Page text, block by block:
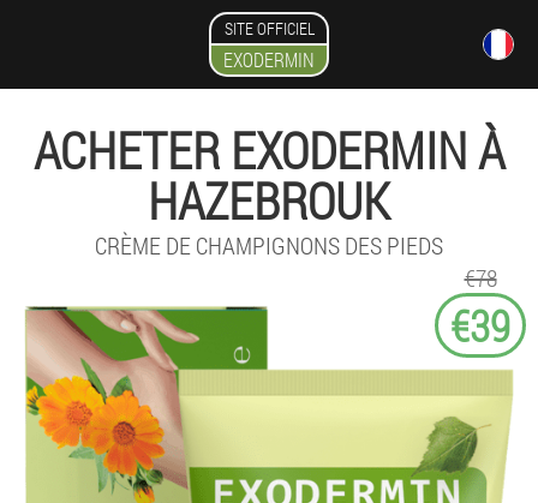
SITE OFFICIEL
EXODERMIN
ACHETER EXODERMIN À
HAZEBROUK
CRÈME DE CHAMPIGNONS DES PIEDS
€78
€39